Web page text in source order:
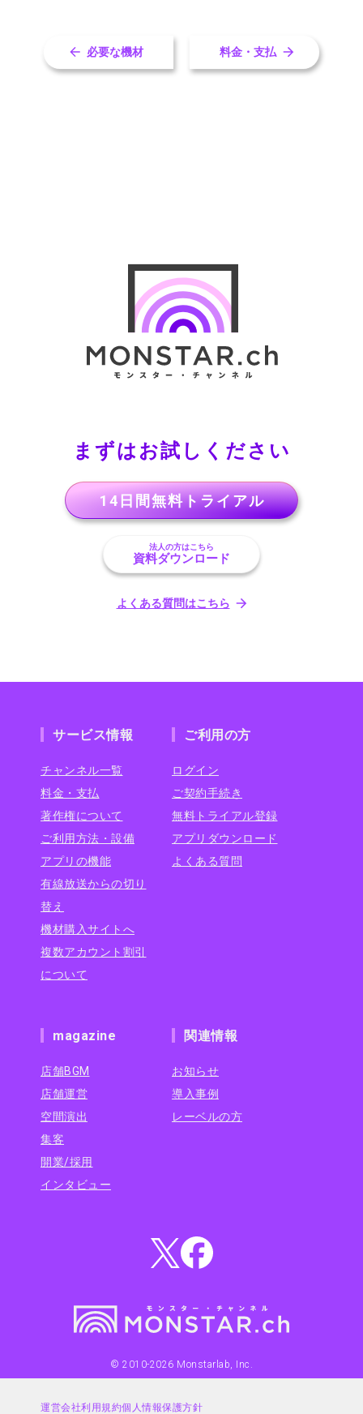
必要な機材 料金・支払
まずはお試しください
14日間無料トライアル
法人の方はこちら
資料ダウンロード
よくある質問はこちら
サービス情報
チャンネル一覧
料金・支払
著作権について
ご利用方法・設備
アプリの機能
有線放送からの切り
替え
機材購入サイトへ
複数アカウント割引
について
ご利用の方
ログイン
ご契約手続き
無料トライアル登録
アプリダウンロード
よくある質問
magazine
店舗BGM
店舗運営
空間演出
集客
開業/採用
インタビュー
関連情報
お知らせ
導入事例
レーベルの方
© 2010-2026 Monstarlab, Inc.
運営会社利用規約個人情報保護方針